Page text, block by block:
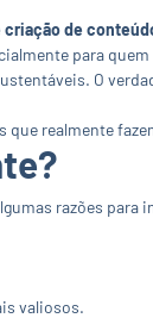
criação de
para
O
que realmente
razões para
valiosos.